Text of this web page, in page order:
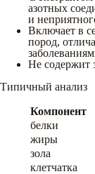
азотных
и
Включает в
пород,
Не содержит
Типичный анализ
Компонент
белки
жиры
зола
клетчатка